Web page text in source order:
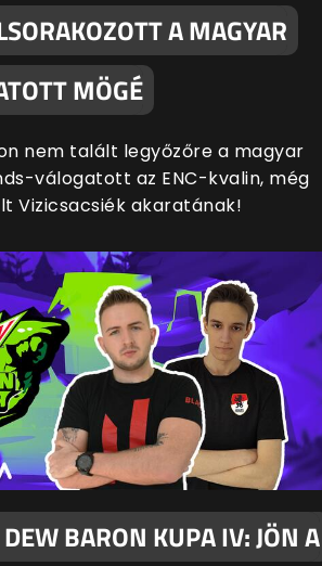
A MAGYAR
MÖGÉ
nem talált legyőzőre a magyar
válogatott az ENC-kvalin, még
Vizicsacsiék akaratának!
BARON KUPA IV: JÖN A